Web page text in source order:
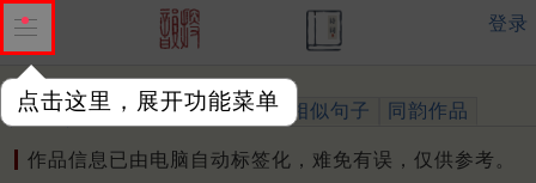
点击这里，展开功能菜单
登录
作品 标注四声 出处、引用 相似句子 同韵作品
作品信息已由电脑自动标签化，难免有误，仅供参考。